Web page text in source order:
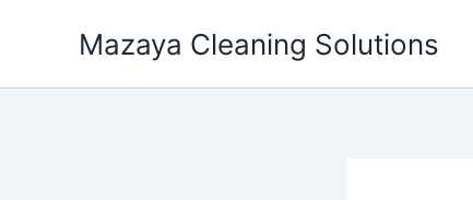
Mazaya Cleaning Solutions